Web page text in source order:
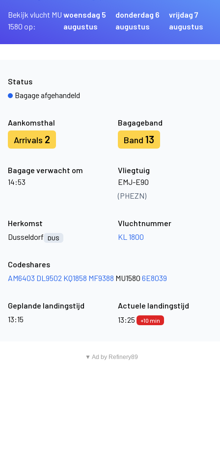
Bekijk vlucht MU
1580 op:
woensdag 5
augustus
donderdag 6
augustus
vrijdag 7
augustus
Aankomsthal
Arrivals 2
Bagageband
Band 13
Bagage verwacht om
14:53
Vliegtuig
EMJ-E90
(PHEZN)
Status
Bagage afgehandeld
Herkomst
Dusseldorf
DUS
Vluchtnummer
KL 1800
Codeshares
AM6403 DL9502 KQ1858 MF9388 MU1580 6E8039
Geplande landingstijd
13:15
Actuele landingstijd
13:25
+10 min
▼ Ad by Refinery89